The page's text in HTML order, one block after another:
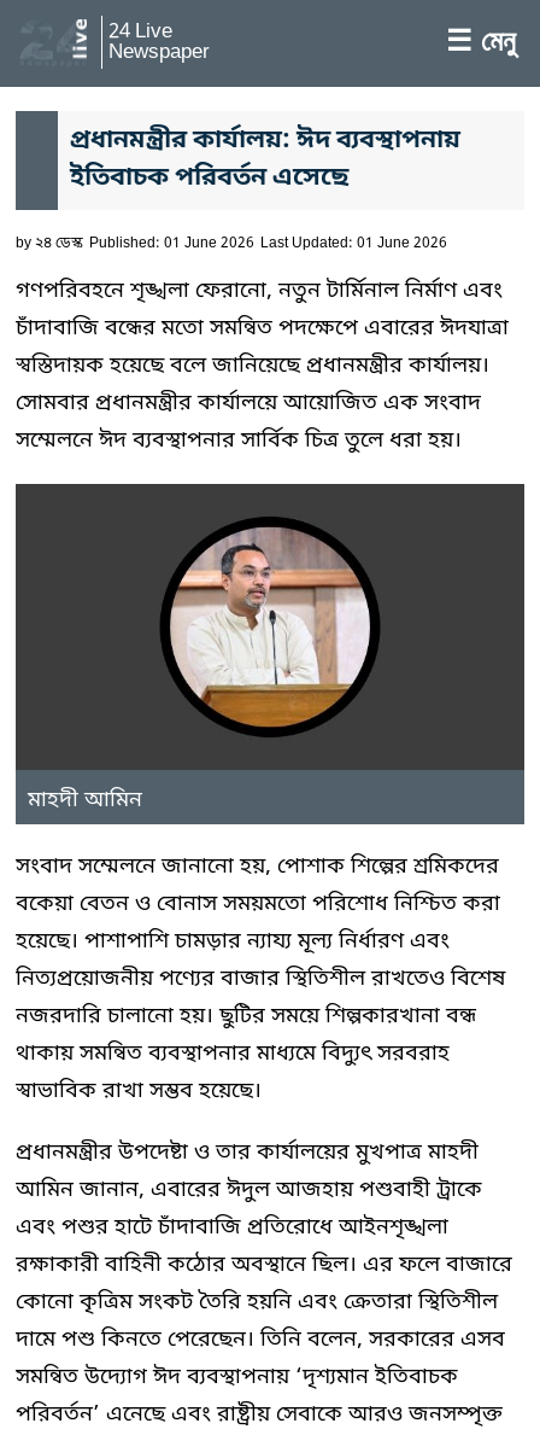
24 Live
Newspaper ☰ মেনু
প্রধানমন্ত্রীর কার্যালয়: ঈদ ব্যবস্থাপনায়
ইতিবাচক পরিবর্তন এসেছে
by২৪ ডেস্ক Published: 01 June 2026 Last Updated: 01 June 2026
গণপরিবহনে শৃঙ্খলা ফেরানো, নতুন টার্মিনাল নির্মাণ এবং
চাঁদাবাজি বন্ধের মতো সমন্বিত পদক্ষেপে এবারের ঈদযাত্রা
স্বস্তিদায়ক হয়েছে বলে জানিয়েছে প্রধানমন্ত্রীর কার্যালয়।
সোমবার প্রধানমন্ত্রীর কার্যালয়ে আয়োজিত এক সংবাদ
সম্মেলনে ঈদ ব্যবস্থাপনার সার্বিক চিত্র তুলে ধরা হয়।
মাহদী আমিন
সংবাদ সম্মেলনে জানানো হয়, পোশাক শিল্পের শ্রমিকদের
বকেয়া বেতন ও বোনাস সময়মতো পরিশোধ নিশ্চিত করা
হয়েছে। পাশাপাশি চামড়ার ন্যায্য মূল্য নির্ধারণ এবং
নিত্যপ্রয়োজনীয় পণ্যের বাজার স্থিতিশীল রাখতেও বিশেষ
নজরদারি চালানো হয়। ছুটির সময়ে শিল্পকারখানা বন্ধ
থাকায় সমন্বিত ব্যবস্থাপনার মাধ্যমে বিদ্যুৎ সরবরাহ
স্বাভাবিক রাখা সম্ভব হয়েছে।
প্রধানমন্ত্রীর উপদেষ্টা ও তার কার্যালয়ের মুখপাত্র মাহদী
আমিন জানান, এবারের ঈদুল আজহায় পশুবাহী ট্রাকে
এবং পশুর হাটে চাঁদাবাজি প্রতিরোধে আইনশৃঙ্খলা
রক্ষাকারী বাহিনী কঠোর অবস্থানে ছিল। এর ফলে বাজারে
কোনো কৃত্রিম সংকট তৈরি হয়নি এবং ক্রেতারা স্থিতিশীল
দামে পশু কিনতে পেরেছেন। তিনি বলেন, সরকারের এসব
সমন্বিত উদ্যোগ ঈদ ব্যবস্থাপনায় ‘দৃশ্যমান ইতিবাচক
পরিবর্তন’ এনেছে এবং রাষ্ট্রীয় সেবাকে আরও জনসম্পৃক্ত